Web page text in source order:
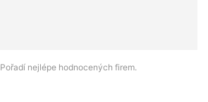
Pořadí nejlépe hodnocených firem.